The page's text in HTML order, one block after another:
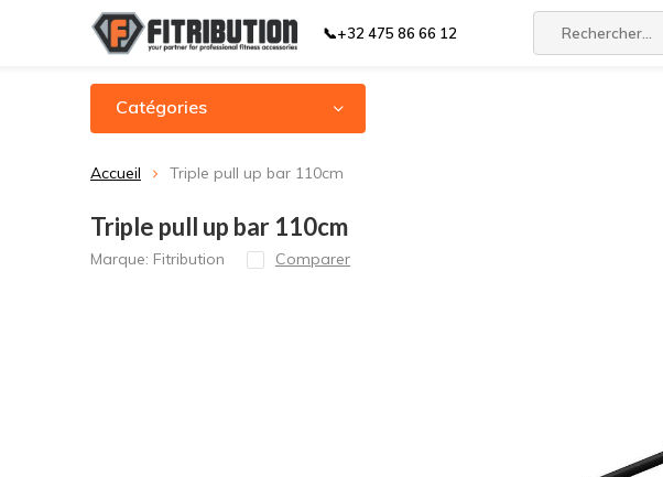
📞+32 475 86 66 12
Catégories
Accueil Triple pull up bar 110cm
Triple pull up bar 110cm
Marque: Fitribution Comparer